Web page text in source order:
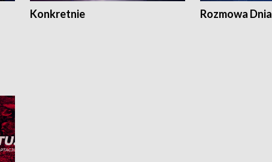
Konkretnie Rozmowa Dnia